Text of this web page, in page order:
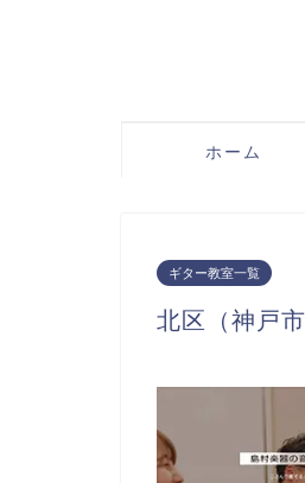
ホーム
ギター教室一覧
北区（神戸